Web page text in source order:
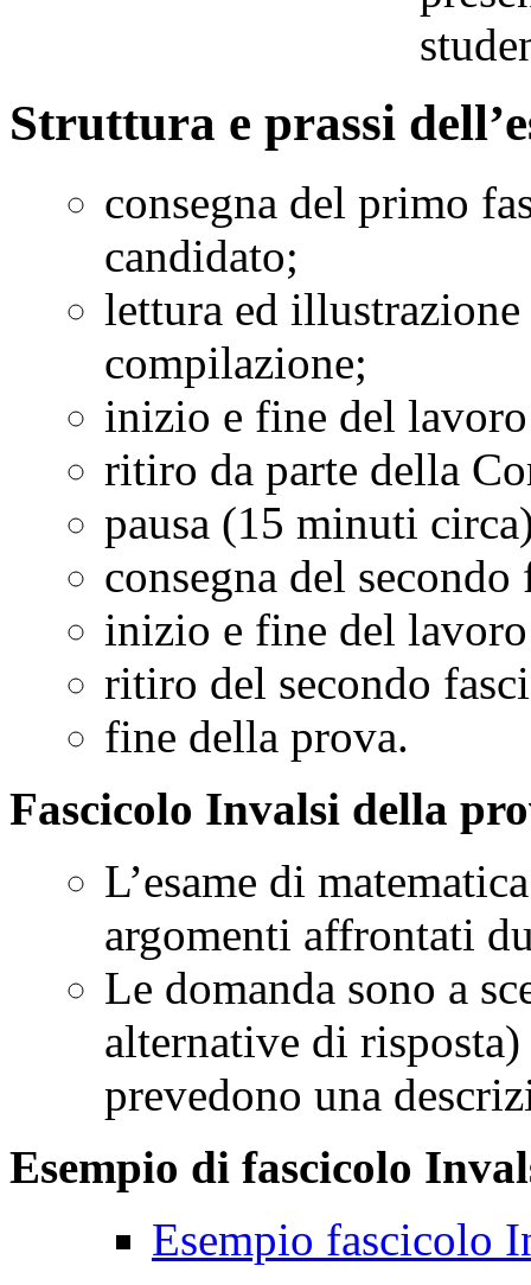
Struttura e prassi
consegna del primo
candidato;
lettura ed
compilazione;
inizio e fine del
ritiro da parte della
pausa (15 minuti
consegna del
inizio e fine del
ritiro del secondo
fine della prova.
Fascicolo Invalsi della
L’esame di
argomenti affrontati
Le domanda sono a
alternative di risposta)
prevedono una
Esempio di fascicolo
Esempio fascicolo